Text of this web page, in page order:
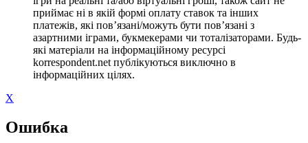
приймає ні в якій формі оплату ставок та інших
платежів, які пов’язані/можуть бути пов’язані з
азартними іграми, букмекерами чи тоталізаторами. Будь-
які матеріали на інформаційному ресурсі
korrespondent.net публікуються виключно в
інформаційних цілях.
X
Ошибка